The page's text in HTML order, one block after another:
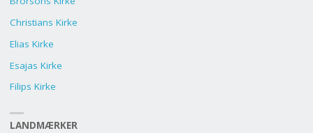
Christians Kirke
Elias Kirke
Esajas Kirke
Filips Kirke
LANDMÆRKER